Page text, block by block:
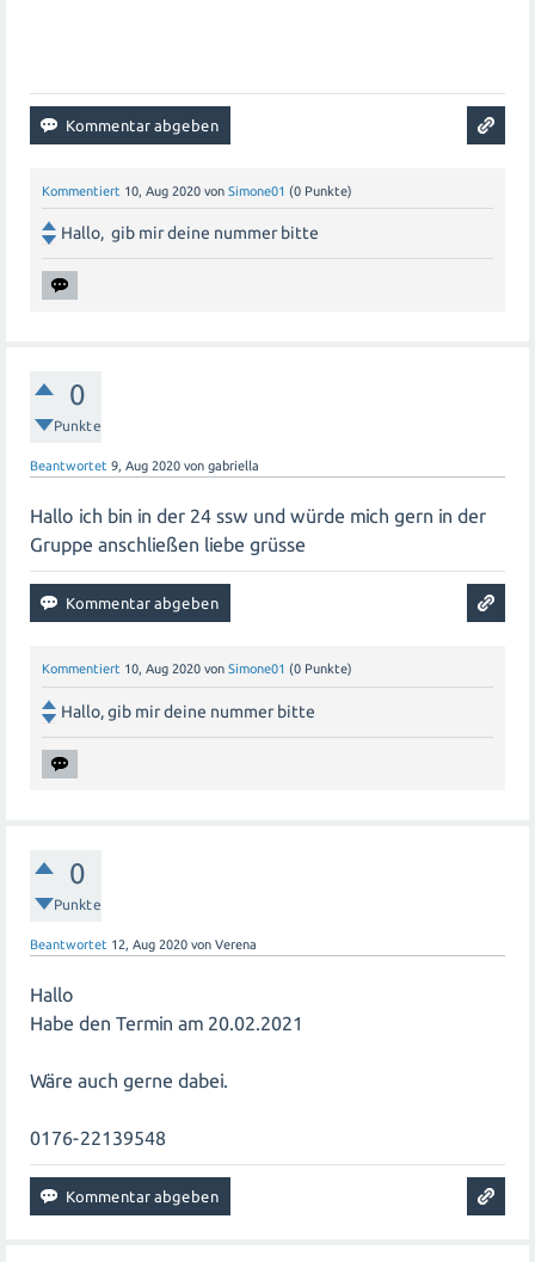
Kommentiert 10, Aug 2020 von Simone01 (0 Punkte)
Hallo, gib mir deine nummer bitte
0
Punkte
Beantwortet 9, Aug 2020 von gabriella
Hallo ich bin in der 24 ssw und würde mich gern in der
Gruppe anschließen liebe grüsse
Kommentiert 10, Aug 2020 von Simone01 (0 Punkte)
Hallo, gib mir deine nummer bitte
0
Punkte
Beantwortet 12, Aug 2020 von Verena
Hallo
Habe den Termin am 20.02.2021
Wäre auch gerne dabei.
0176-22139548